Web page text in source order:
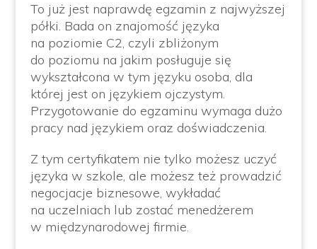
To już jest naprawdę egzamin z najwyższej
półki. Bada on znajomość języka
na poziomie C2, czyli zbliżonym
do poziomu na jakim posługuje się
wykształcona w tym języku osoba, dla
której jest on językiem ojczystym.
Przygotowanie do egzaminu wymaga dużo
pracy nad językiem oraz doświadczenia.
Z tym certyfikatem nie tylko możesz uczyć
języka w szkole, ale możesz też prowadzić
negocjacje biznesowe, wykładać
na uczelniach lub zostać menedżerem
w międzynarodowej firmie.